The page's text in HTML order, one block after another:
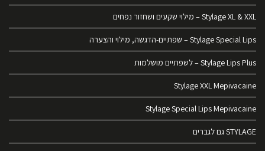
Stylage XL & XXL – מילוי שקעים ושחזור נפחים
Stylage Special Lips – שפתיים-הדגשה, מילוי והצערה
Stylage Lips Plus – לשפתיים מושלמות
Stylage XXL Mepivacaine
Stylage Special Lips Mepivacaine
STYLAGE גם לגברים